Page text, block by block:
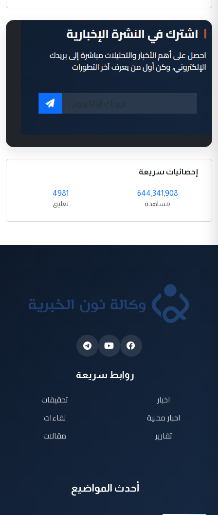
إحصائيات سريعة
644,341,908
مشاهدة
4981
تعليق
روابط سريعة
اخبار
اخبار محلية
تقارير
تحقيقات
لقاءات
مقالات
أحدث المواضيع